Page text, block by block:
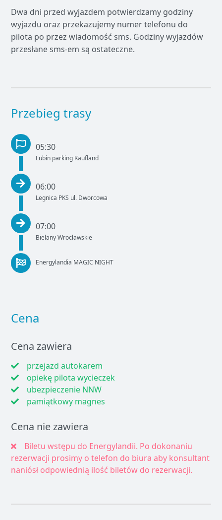
Dwa dni przed wyjazdem potwierdzamy godziny
wyjazdu oraz przekazujemy numer telefonu do
pilota po przez wiadomość sms. Godziny wyjazdów
przesłane sms-em są ostateczne.
Przebieg trasy
05:30
Lubin parking Kaufland
06:00
Legnica PKS ul. Dworcowa
07:00
Bielany Wrocławskie
Energylandia MAGIC NIGHT
Cena
Cena zawiera
przejazd autokarem
opiekę pilota wycieczek
ubezpieczenie NNW
pamiątkowy magnes
Cena nie zawiera
Biletu wstępu do Energylandii. Po dokonaniu
rezerwacji prosimy o telefon do biura aby konsultant
naniósł odpowiednią ilość biletów do rezerwacji.